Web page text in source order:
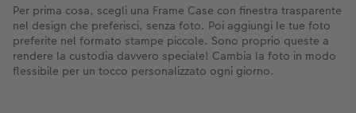
Per prima cosa, scegli una Frame Case con finestra trasparente
nel design che preferisci, senza foto. Poi aggiungi le tue foto
preferite nel formato stampe piccole. Sono proprio queste a
rendere la custodia davvero speciale! Cambia la foto in modo
flessibile per un tocco personalizzato ogni giorno.